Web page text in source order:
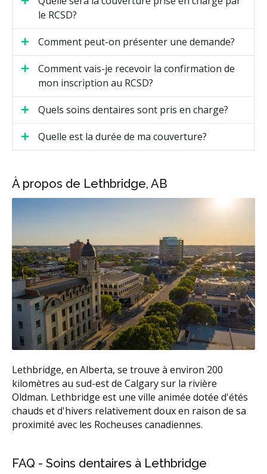
le RCSD?
Comment peut-on présenter une demande?
Comment vais-je recevoir la confirmation de
mon inscription au RCSD?
Quels soins dentaires sont pris en charge?
Quelle est la durée de ma couverture?
À propos de Lethbridge, AB
Lethbridge, en Alberta, se trouve à environ 200
kilomètres au sud-est de Calgary sur la rivière
Oldman. Lethbridge est une ville animée dotée d'étés
chauds et d'hivers relativement doux en raison de sa
proximité avec les Rocheuses canadiennes.
FAQ - Soins dentaires à Lethbridge